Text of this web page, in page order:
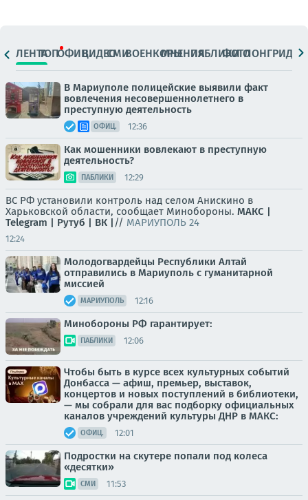
ЛЕНТАТОПОФИЦ.ВИДЕОСМИВОЕНКОРЫМНЕНИЯПАБЛИКИ
ФОТОЛОНГРИДЫ
В Мариуполе полицейские выявили факт
вовлечения несовершеннолетнего в
преступную деятельность
ОФИЦ. 12:36
Как мошенники вовлекают в преступную
деятельность?
ПАБЛИКИ 12:29
ВС РФ установили контроль над селом Анискино в
Харьковской области, сообщает Минобороны. МАКС |
Telegram | Рутуб | ВК | // МАРИУПОЛЬ 24
12:24
Молодогвардейцы Республики Алтай
отправились в Мариуполь с гуманитарной
миссией
МАРИУПОЛЬ 12:16
Минобороны РФ гарантирует:
ПАБЛИКИ 12:06
Чтобы быть в курсе всех культурных событий
Донбасса — афиш, премьер, выставок,
концертов и новых поступлений в библиотеки,
— мы собрали для вас подборку официальных
каналов учреждений культуры ДНР в МАКС:
ОФИЦ. 12:01
Подростки на скутере попали под колеса
«десятки»
СМИ 11:53